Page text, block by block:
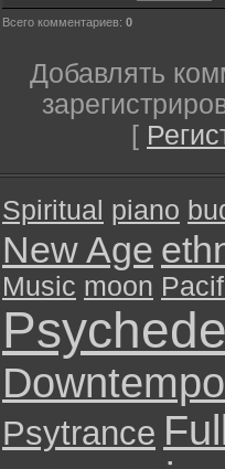
Всего комментариев: 0
Добавлять
[
Spiritual piano
New Age
Music moon
Downtempo
Psytrance